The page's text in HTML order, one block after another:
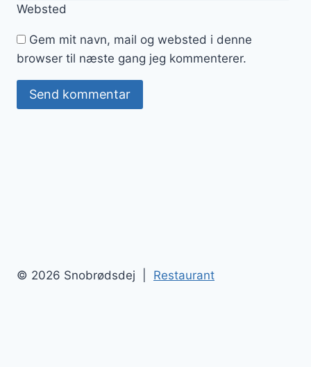
Websted
Gem mit navn, mail og websted i denne
browser til næste gang jeg kommenterer.
© 2026 Snobrødsdej | Restaurant